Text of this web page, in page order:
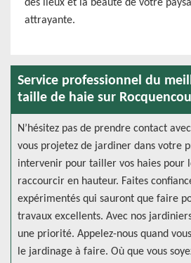
des lieux et la beauté de votre
attrayante.
Service professionnel du
taille de haie sur
N’hésitez pas de prendre contact
vous projetez de jardiner dans votre
intervenir pour tailler vos haies pour
raccourcir en hauteur. Faites
expérimentés qui sauront que faire
travaux excellents. Avec nos
une priorité. Appelez-nous quand
le jardinage à faire. Où que vous